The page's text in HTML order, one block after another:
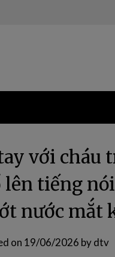
với cháu
tiếng nói
nước mắt
on 19/06/2026 bydtv